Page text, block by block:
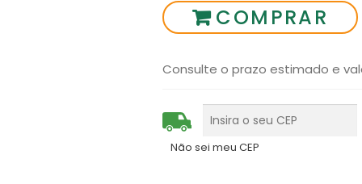
COMPRAR
Consulte o prazo estimado e
Não sei meu CEP